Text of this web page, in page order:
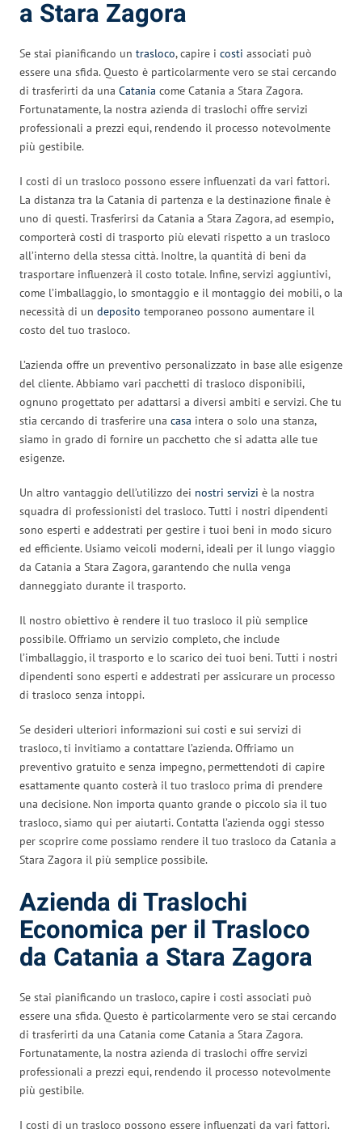
a Stara Zagora
Se stai pianificando un trasloco, capire i costi associati può
essere una sfida. Questo è particolarmente vero se stai cercando
di trasferirti da una Catania come Catania a Stara Zagora.
Fortunatamente, la nostra azienda di traslochi offre servizi
professionali a prezzi equi, rendendo il processo notevolmente
più gestibile.
I costi di un trasloco possono essere influenzati da vari fattori.
La distanza tra la Catania di partenza e la destinazione finale è
uno di questi. Trasferirsi da Catania a Stara Zagora, ad esempio,
comporterà costi di trasporto più elevati rispetto a un trasloco
all’interno della stessa città. Inoltre, la quantità di beni da
trasportare influenzerà il costo totale. Infine, servizi aggiuntivi,
come l’imballaggio, lo smontaggio e il montaggio dei mobili, o la
necessità di un deposito temporaneo possono aumentare il
costo del tuo trasloco.
L’azienda offre un preventivo personalizzato in base alle esigenze
del cliente. Abbiamo vari pacchetti di trasloco disponibili,
ognuno progettato per adattarsi a diversi ambiti e servizi. Che tu
stia cercando di trasferire una casa intera o solo una stanza,
siamo in grado di fornire un pacchetto che si adatta alle tue
esigenze.
Un altro vantaggio dell’utilizzo dei nostri servizi è la nostra
squadra di professionisti del trasloco. Tutti i nostri dipendenti
sono esperti e addestrati per gestire i tuoi beni in modo sicuro
ed efficiente. Usiamo veicoli moderni, ideali per il lungo viaggio
da Catania a Stara Zagora, garantendo che nulla venga
danneggiato durante il trasporto.
Il nostro obiettivo è rendere il tuo trasloco il più semplice
possibile. Offriamo un servizio completo, che include
l’imballaggio, il trasporto e lo scarico dei tuoi beni. Tutti i nostri
dipendenti sono esperti e addestrati per assicurare un processo
di trasloco senza intoppi.
Se desideri ulteriori informazioni sui costi e sui servizi di
trasloco, ti invitiamo a contattare l’azienda. Offriamo un
preventivo gratuito e senza impegno, permettendoti di capire
esattamente quanto costerà il tuo trasloco prima di prendere
una decisione. Non importa quanto grande o piccolo sia il tuo
trasloco, siamo qui per aiutarti. Contatta l’azienda oggi stesso
per scoprire come possiamo rendere il tuo trasloco da Catania a
Stara Zagora il più semplice possibile.
Azienda di Traslochi
Economica per il Trasloco
da Catania a Stara Zagora
Se stai pianificando un trasloco, capire i costi associati può
essere una sfida. Questo è particolarmente vero se stai cercando
di trasferirti da una Catania come Catania a Stara Zagora.
Fortunatamente, la nostra azienda di traslochi offre servizi
professionali a prezzi equi, rendendo il processo notevolmente
più gestibile.
I costi di un trasloco possono essere influenzati da vari fattori.